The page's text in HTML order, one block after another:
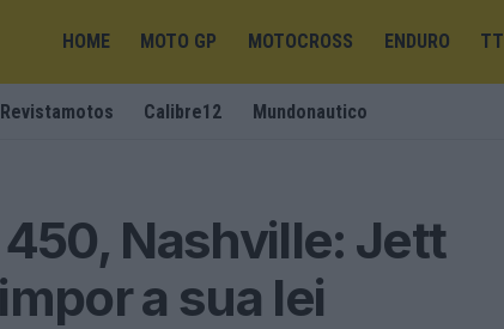
HOME MOTO GP MOTOCROSS ENDURO TT
Revistamotos Calibre12 Mundonautico
Nashville: Jett
a sua lei